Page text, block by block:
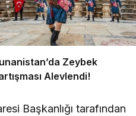
Zeybek
Alevlendi!
Başkanlığı tarafından